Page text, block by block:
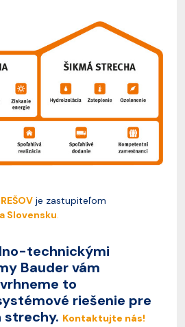
je zastupiteľom
Slovensku.
technickými
Bauder vám
to
riešenie pre
strechy. Kontaktujte nás!